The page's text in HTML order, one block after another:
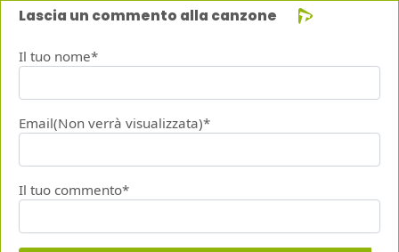
Lascia un commento alla canzone
Il tuo nome*
Email(Non verrà visualizzata)*
Il tuo commento*